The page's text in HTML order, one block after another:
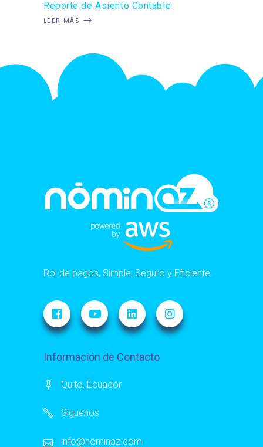
Reporte de Asiento Contable
LEER MÁS
Rol de pagos, Simple, Seguro y Eficiente.
Información de Contacto
Quito, Ecuador
Síguenos
info@nominaz.com